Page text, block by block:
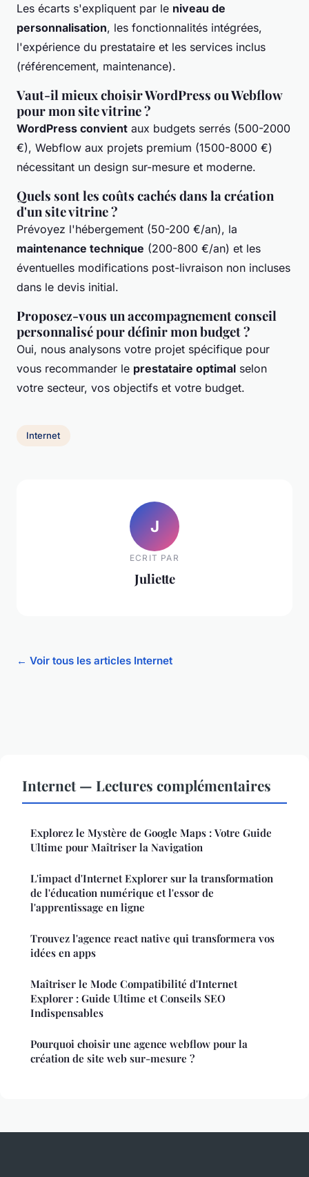
Les écarts s'expliquent par le niveau de
personnalisation, les fonctionnalités intégrées,
l'expérience du prestataire et les services inclus
(référencement, maintenance).
Vaut-il mieux choisir WordPress ou Webflow
pour mon site vitrine ?
WordPress convient aux budgets serrés (500-2000
€), Webflow aux projets premium (1500-8000 €)
nécessitant un design sur-mesure et moderne.
Quels sont les coûts cachés dans la création
d'un site vitrine ?
Prévoyez l'hébergement (50-200 €/an), la
maintenance technique (200-800 €/an) et les
éventuelles modifications post-livraison non incluses
dans le devis initial.
Proposez-vous un accompagnement conseil
personnalisé pour définir mon budget ?
Oui, nous analysons votre projet spécifique pour
vous recommander le prestataire optimal selon
votre secteur, vos objectifs et votre budget.
Internet
J
ECRIT PAR
Juliette
← Voir tous les articles Internet
Internet — Lectures complémentaires
Explorez le Mystère de Google Maps : Votre Guide
Ultime pour Maîtriser la Navigation
L'impact d'Internet Explorer sur la transformation
de l'éducation numérique et l'essor de
l'apprentissage en ligne
Trouvez l'agence react native qui transformera vos
idées en apps
Maîtriser le Mode Compatibilité d'Internet
Explorer : Guide Ultime et Conseils SEO
Indispensables
Pourquoi choisir une agence webflow pour la
création de site web sur-mesure ?